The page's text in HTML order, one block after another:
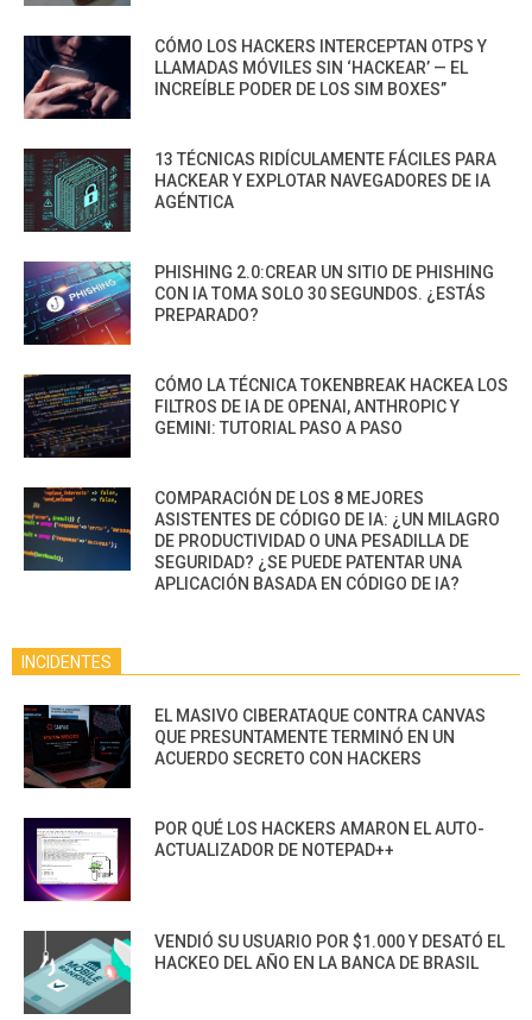
CÓMO LOS HACKERS INTERCEPTAN OTPS Y
LLAMADAS MÓVILES SIN ‘HACKEAR’ — EL
INCREÍBLE PODER DE LOS SIM BOXES”
13 TÉCNICAS RIDÍCULAMENTE FÁCILES PARA
HACKEAR Y EXPLOTAR NAVEGADORES DE IA
AGÉNTICA
PHISHING 2.0:CREAR UN SITIO DE PHISHING
CON IA TOMA SOLO 30 SEGUNDOS. ¿ESTÁS
PREPARADO?
CÓMO LA TÉCNICA TOKENBREAK HACKEA LOS
FILTROS DE IA DE OPENAI, ANTHROPIC Y
GEMINI: TUTORIAL PASO A PASO
COMPARACIÓN DE LOS 8 MEJORES
ASISTENTES DE CÓDIGO DE IA: ¿UN MILAGRO
DE PRODUCTIVIDAD O UNA PESADILLA DE
SEGURIDAD? ¿SE PUEDE PATENTAR UNA
APLICACIÓN BASADA EN CÓDIGO DE IA?
INCIDENTES
EL MASIVO CIBERATAQUE CONTRA CANVAS
QUE PRESUNTAMENTE TERMINÓ EN UN
ACUERDO SECRETO CON HACKERS
POR QUÉ LOS HACKERS AMARON EL AUTO-
ACTUALIZADOR DE NOTEPAD++
VENDIÓ SU USUARIO POR $1.000 Y DESATÓ EL
HACKEO DEL AÑO EN LA BANCA DE BRASIL